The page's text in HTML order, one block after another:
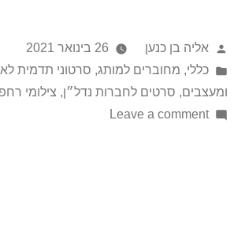
אליה בן כנען
26 בינואר 2021
כללי, מחוברים למותג, סרטוני תדמית
ומעצבים, סרטים לחברות נדל״ן, צילומי
Leave a comment